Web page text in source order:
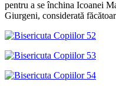
pentru a se închina Icoanei
Giurgeni, considerată